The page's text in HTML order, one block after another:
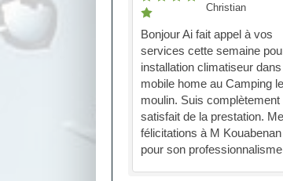
Christian
Bonjour Ai fait appel à vos
services cette semaine
installation climatiseur dans
mobile home au Camping le
moulin. Suis complètement
satisfait de la prestation.
félicitations à M Kouabenan
pour son professionnalisme